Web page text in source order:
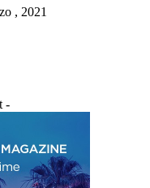
, 2021
-